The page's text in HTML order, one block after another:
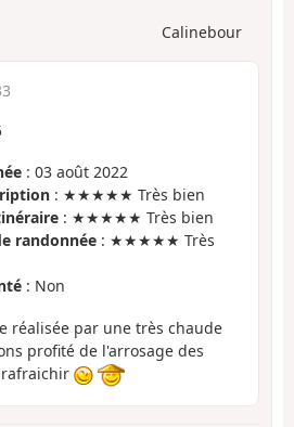
Calinebour
: 03 août 2022
: ★★★★★ Très bien
: ★★★★★ Très bien
randonnée : ★★★★★ Très
: Non
réalisée par une très chaude
profité de l'arrosage des